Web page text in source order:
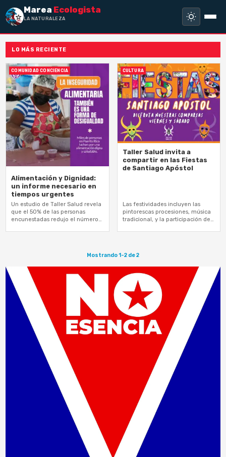
Marea Ecologista
LA NATURALEZA NO
LO MÁS RECIENTE
COMUNIDAD CONCIENCIA
Alimentación y Dignidad:
un informe necesario en
tiempos urgentes
Un estudio de Taller Salud revela
que el 50% de las personas
encunestadas redujo el número
CULTURA
Taller Salud invita a
compartir en las Fiestas
de Santiago Apóstol
Las festividades incluyen las
pintorescas procesiones, música
tradicional, y la participación de
Mostrando 1-2 de 2